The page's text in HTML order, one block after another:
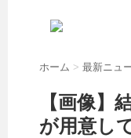
ホーム > 最新ニュ
【画像】
が用意し